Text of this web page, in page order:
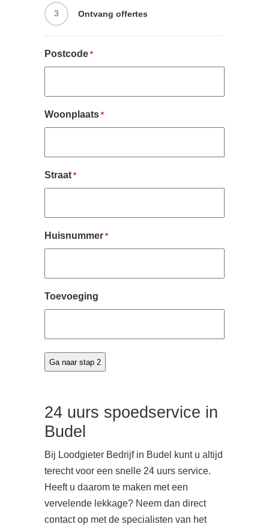
3 Ontvang offertes
Postcode *
Woonplaats *
Straat *
Huisnummer *
Toevoeging
24 uurs spoedservice in
Budel
Bij Loodgieter Bedrijf in Budel kunt u altijd
terecht voor een snelle 24 uurs service.
Heeft u daarom te maken met een
vervelende lekkage? Neem dan direct
contact op met de specialisten van het